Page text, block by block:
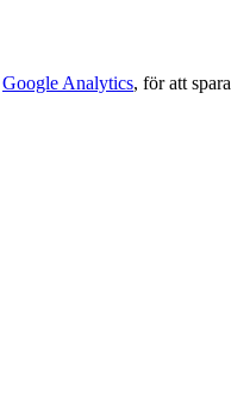
Google Analytics, för att spara